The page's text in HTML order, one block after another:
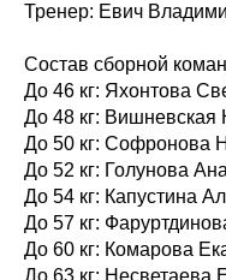
Тренер: Евич
Состав сборной
До 46 кг: Яхонтова
До 48 кг: Вишневская
До 50 кг: Софронова
До 52 кг: Голунова
До 54 кг: Капустина
До 57 кг:
До 60 кг: Комарова
До 63 кг: Несветаева